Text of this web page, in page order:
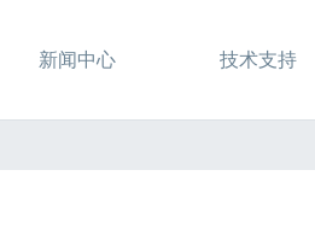
新闻中心 技术支持